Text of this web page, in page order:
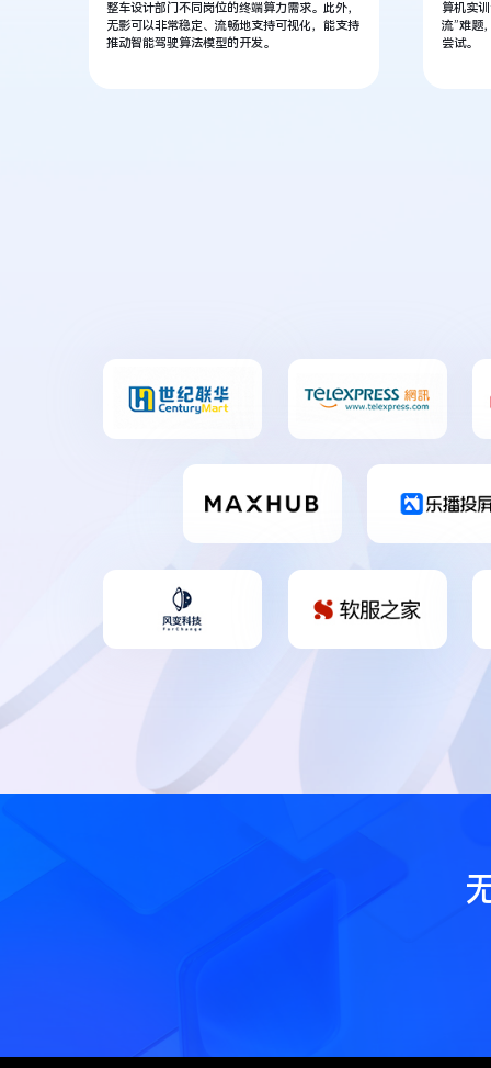
整车设计部门不同岗位的终端算力需求。此外，
无影可以非常稳定、流畅地支持可视化，能支持
推动智能驾驶算法模型的开发。
算机实
流”难题
尝试。